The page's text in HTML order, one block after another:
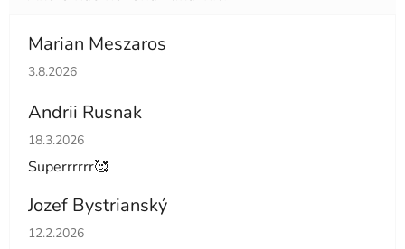
Marian Meszaros
Hodnotenie obchodu je 5 z 5 hviezdičiek.
3.8.2026
Andrii Rusnak
Hodnotenie obchodu je 5 z 5 hviezdičiek.
18.3.2026
Superrrrrr🥰
Jozef Bystrianský
Hodnotenie obchodu je 5 z 5 hviezdičiek.
12.2.2026